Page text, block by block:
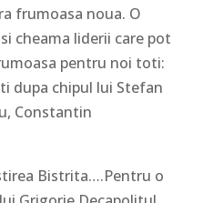
frumoasa noua. O
cheama liderii care pot
pentru noi toti:
dupa chipul lui Stefan
Constantin
Bistrita….Pentru o